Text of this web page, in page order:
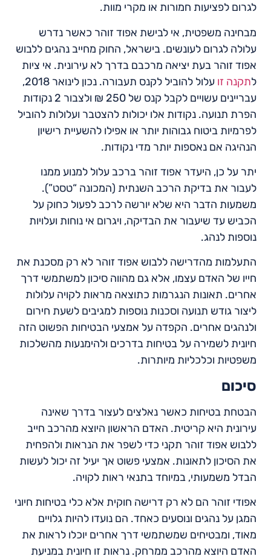
לגרום לפציעות חמורות או מקרי מוות.
מבחינה משפטית, אי לבישת אפוד זוהר כאשר נדרש
עלולה לגרום לעונשים. בישראל, החוק מחייב נהגים ללבוש
אפוד זוהר בעת יציאה מרכבם בדרך לא עירונית. אי ציות
לתקנה זו
עלול להוביל לקנס תעבורה. נכון לינואר 2018,
עבריינים עשויים לקבל קנס של 250 ₪ ולצבור 2 נקודות
הפרת תנועה. נקודות אלו יכולות להצטבר ועלולות להוביל
לפרמיות ביטוח גבוהות יותר או אפילו להשעיית רישיון
הנהיגה אם נאספות יותר מדי נקודות.
יתר על כן, היעדר אפוד זוהר ברכב עלול למנוע ממנו
לעבור את בדיקת הרכב השנתית (המכונה “טסט”).
משמעות הדבר היא שלא יורשה לרכב לפעול כחוק על
הכביש עד שיעבור את הבדיקה, ויגרום אי נוחות ועלויות
נוספות לנהג.
התעלמות מהדרישה ללבוש אפוד זוהר לא רק מסכנת את
חייו של האדם עצמו, אלא גם מהווה סיכון למשתמשי דרך
אחרים. תאונות הנגרמות כתוצאה מראות לקויה עלולות
ליצור גודש תנועה וסכנות נוספות למגיבים לשעת חירום
ולנהגים אחרים. הקפדה על אמצעי הבטיחות הפשוט הזה
חיונית לשמירה על בטיחות בדרכים ולהימנעות מהשלכות
משפטיות וכלכליות מיותרות.
סיכום
הבטחת בטיחות כאשר נאלצים לעצור בדרך שאינה
עירונית היא קריטית. האדם הראשון היוצא מהרכב חייב
ללבוש אפוד זוהר תקני כדי לשפר את הנראות ולהפחית
את הסיכון לתאונות. אמצעי פשוט אך יעיל זה יכול לעשות
הבדל משמעותי, במיוחד בתנאי ראות לקויה.
אפודי זוהר הם לא רק דרישה חוקית אלא כלי בטיחות חיוני
המגן על נהגים ונוסעים כאחד. הם נועדו להיות גלויים
מאוד, ומבטיחים שמשתמשי דרך אחרים יוכלו לראות את
האדם היוצא מהרכב ממרחק. נראות זו חיונית במניעת